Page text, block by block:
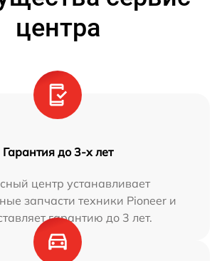
центра
Гарантия до 3-х лет
центр устанавливает
запчасти техники Pioneer и
гарантию до 3 лет.